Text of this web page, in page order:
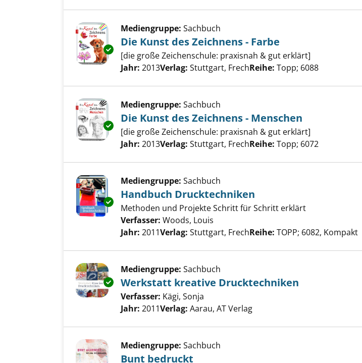
Exemplar-Details von Die Kunst des Zeichnens - Farbe anzeigen
Mediengruppe: Sachbuch
Die Kunst des Zeichnens - Farbe
[die große Zeichenschule: praxisnah & gut erklärt]
Suche nach diesem Verfasser
Jahr: 2013Verlag: Stuttgart, FrechReihe: Topp; 6088
Exemplar-Details von Die Kunst des Zeichnens - Menschen anzeigen
Mediengruppe: Sachbuch
Die Kunst des Zeichnens - Menschen
[die große Zeichenschule: praxisnah & gut erklärt]
Suche nach diesem Verfasser
Jahr: 2013Verlag: Stuttgart, FrechReihe: Topp; 6072
Exemplar-Details von Handbuch Drucktechniken anzeigen
Mediengruppe: Sachbuch
Handbuch Drucktechniken
Methoden und Projekte Schritt für Schritt erklärt
Verfasser: Woods, Louis
Jahr: 2011Verlag: Stuttgart, FrechReihe: TOPP; 6082, Kompakt
Exemplar-Details von Werkstatt kreative Drucktechniken anzeigen
Mediengruppe: Sachbuch
Werkstatt kreative Drucktechniken
Verfasser: Kägi, Sonja
Jahr: 2011Verlag: Aarau, AT Verlag
Mediengruppe: Sachbuch
Bunt bedruckt